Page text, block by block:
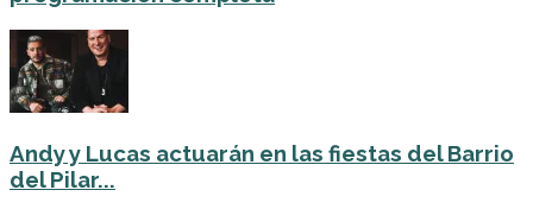
Andy y Lucas actuarán en las fiestas del Barrio
del Pilar...